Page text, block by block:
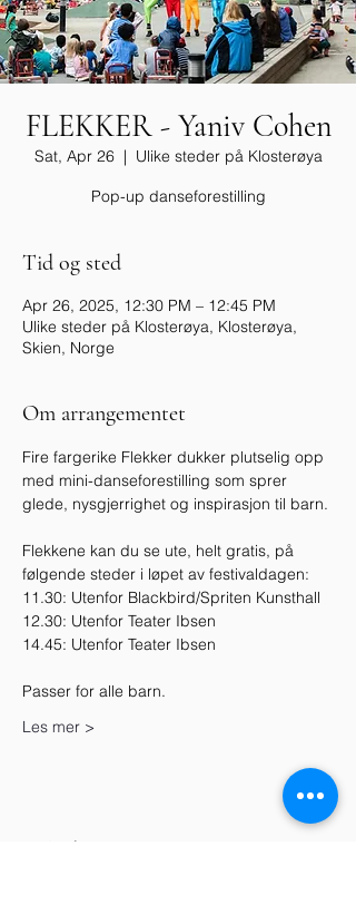
FLEKKER - Yaniv Cohen
Sat, Apr 26
  |
Ulike steder på Klosterøya
Pop-up danseforestilling
Tid og sted
Apr 26, 2025, 12:30 PM – 12:45 PM
Ulike steder på Klosterøya, Klosterøya,
Skien, Norge
Om arrangementet
Fire fargerike Flekker dukker plutselig opp
med mini-danseforestilling som sprer
glede, nysgjerrighet og inspirasjon til barn.
Flekkene kan du se ute, helt gratis, på
følgende steder i løpet av festivaldagen:
11.30: Utenfor Blackbird/Spriten Kunsthall
12.30: Utenfor Teater Ibsen
14.45: Utenfor Teater Ibsen
Passer for alle barn.
Les mer >
Dele dette arrangementet